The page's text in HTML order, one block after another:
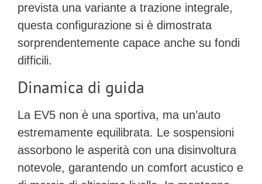
prevista una variante a trazione integrale,
questa configurazione si è dimostrata
sorprendentemente capace anche su fondi
difficili.
Dinamica di guida
La EV5 non è una sportiva, ma un’auto
estremamente equilibrata. Le sospensioni
assorbono le asperità con una disinvoltura
notevole, garantendo un comfort acustico e